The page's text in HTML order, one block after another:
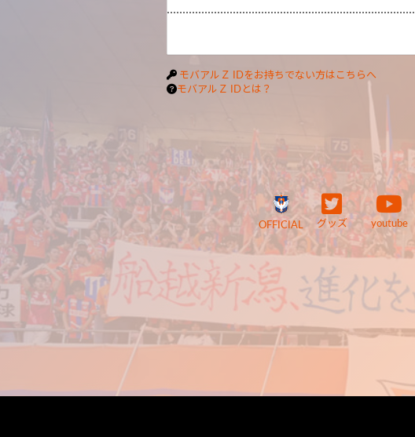
モバアルＺ IDをお持ちでない方はこちらへ
モバアルＺ IDとは？
OFFICIAL グッズ youtube